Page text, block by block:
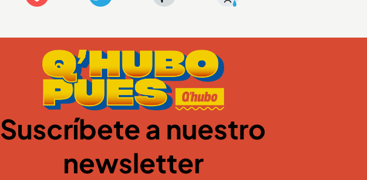
Suscríbete a nuestro
newsletter